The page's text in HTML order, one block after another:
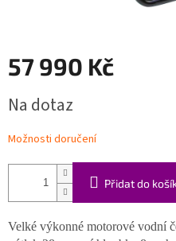
57 990 Kč
cena:
Na dotaz
Možnosti doručení
Přidat do
Velké výkonné motorové vodní